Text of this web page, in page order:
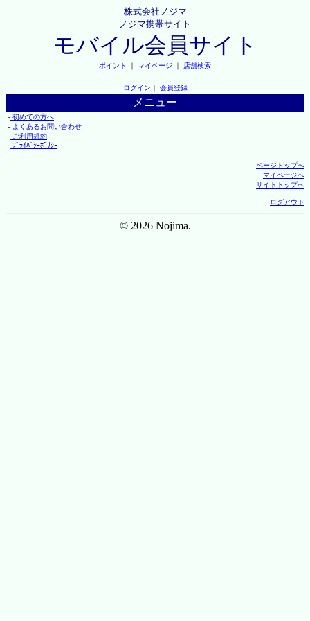
株式会社ノジマ
ノジマ携帯サイト
モバイル会員サイト
ポイント ｜ マイページ ｜ 店舗検索
ログイン ｜ 会員登録
メニュー
├初めての方へ
├ よくあるお問い合わせ
├ご利用規約
└ﾌﾟﾗｲﾊﾞｼｰﾎﾟﾘｼｰ
ページトップへ
マイページへ
サイトトップへ
ログアウト
© 2026 Nojima.